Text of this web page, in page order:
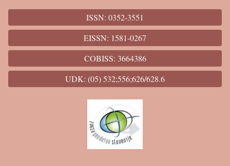
ISSN: 0352-3551
EISSN: 1581-0267
COBISS: 3664386
UDK: (05) 532;556;626/628.6